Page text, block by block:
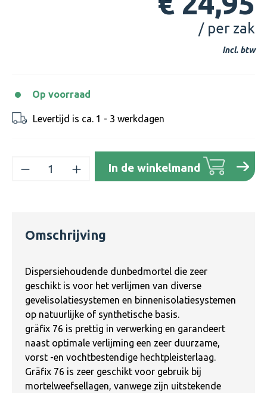
/ per zak
incl. btw
Op voorraad
Levertijd is ca. 1 - 3 werkdagen
Producthoeveelheid: Voer de
In de winkelmand
Omschrijving
Dispersiehoudende dunbedmortel die zeer
geschikt is voor het verlijmen van diverse
gevelisolatiesystemen en binnenisolatiesystemen
op natuurlijke of synthetische basis.
gräfix 76 is prettig in verwerking en garandeert
naast optimale verlijming een zeer duurzame,
vorst -en vochtbestendige hechtpleisterlaag.
Gräfix 76 is zeer geschikt voor gebruik bij
mortelweefsellagen, vanwege zijn uitstekende